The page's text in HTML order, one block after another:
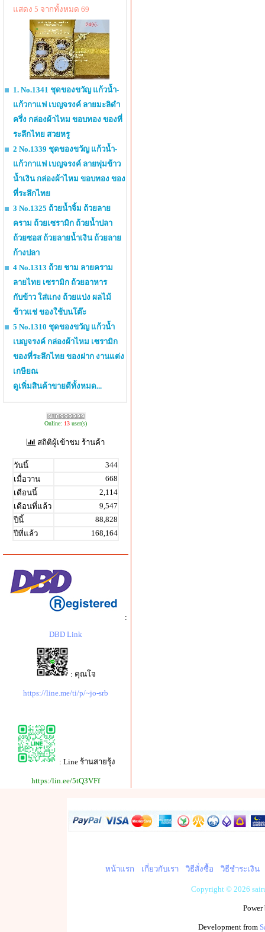
แสดง 5 จากทั้งหมด 69
1. No.1341 ชุดของขวัญ แก้วน้ำ-
แก้วกาแฟ เบญจรงค์ ลายมะลิดำ
ครึ่ง กล่องผ้าไหม ขอบทอง ของที่
ระลึกไทย สวยหรู
2 No.1339 ชุดของขวัญ แก้วน้ำ-
แก้วกาแฟ เบญจรงค์ ลายพุ่มข้าว
น้ำเงิน กล่องผ้าไหม ขอบทอง ของ
ที่ระลึกไทย
3 No.1325 ถ้วยน้ำจิ้ม ถ้วยลาย
คราม ถ้วยเซรามิก ถ้วยน้ำปลา
ถ้วยซอส ถ้วยลายน้ำเงิน ถ้วยลาย
ก้างปลา
4 No.1313 ถ้วย ชาม ลายคราม
ลายไทย เซรามิก ถ้วยอาหาร
กับข้าว ใส่แกง ถ้วยแบ่ง ผลไม้
ข้าวแช่ ของใช้บนโต๊ะ
5 No.1310 ชุดของขวัญ แก้วน้ำ
เบญจรงค์ กล่องผ้าไหม เซรามิก
ของที่ระลึกไทย ของฝาก งานแต่ง
เกษียณ
ดูเพิ่มสินค้าขายดีทั้งหมด...
Online: 13 user(s)
สถิติผู้เข้าชม ร้านค้า
วันนี้
344
เมื่อวาน
668
เดือนนี้
2,114
เดือนที่แล้ว
9,547
ปีนี้
88,828
ปีที่แล้ว
168,164
:
DBD Link
: คุณโจ
https://line.me/ti/p/~jo-srb
: Line ร้านสายรุ้ง
https:/lin.ee/5tQ3VFf
หน้าแรก เกี่ยวกับเรา วิธีสั่งซื้อ วิธีชำระเงิน
Copyright © 2026
Development from